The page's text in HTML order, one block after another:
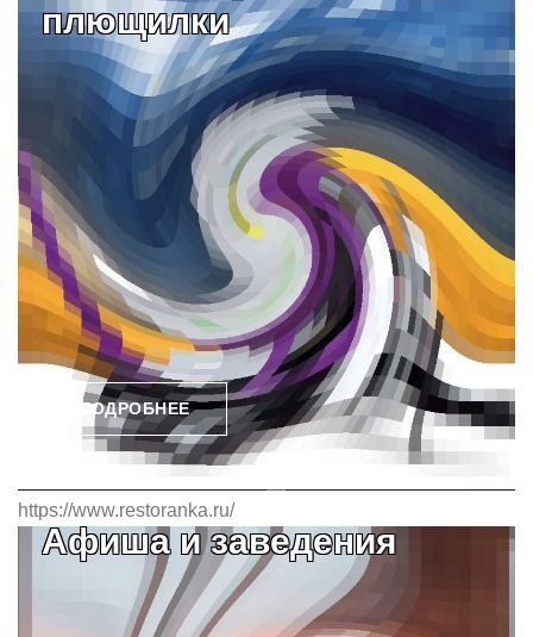
плющилки
ПОДРОБНЕЕ
https://www.restoranka.ru/
Афиша и заведения